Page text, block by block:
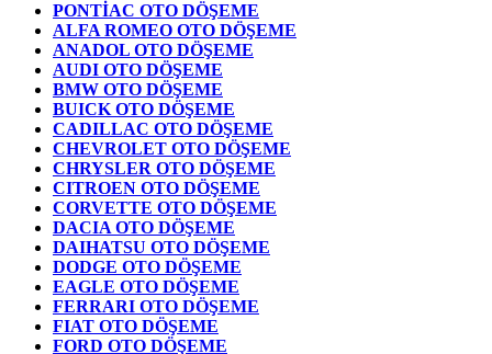
PONTİAC OTO DÖŞEME
ALFA ROMEO OTO DÖŞEME
ANADOL OTO DÖŞEME
AUDI OTO DÖŞEME
BMW OTO DÖŞEME
BUICK OTO DÖŞEME
CADILLAC OTO DÖŞEME
CHEVROLET OTO DÖŞEME
CHRYSLER OTO DÖŞEME
CITROEN OTO DÖŞEME
CORVETTE OTO DÖŞEME
DACIA OTO DÖŞEME
DAIHATSU OTO DÖŞEME
DODGE OTO DÖŞEME
EAGLE OTO DÖŞEME
FERRARI OTO DÖŞEME
FIAT OTO DÖŞEME
FORD OTO DÖŞEME